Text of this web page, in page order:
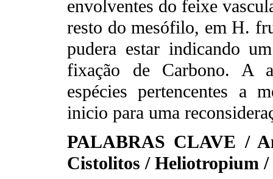
envolventes do feixe
resto do mesófilo, em H.
pudera estar indicando
fixação de Carbono. A
espécies pertencentes a
inicio para uma
PALABRAS CLAVE /
Cistolitos / Heliotropium